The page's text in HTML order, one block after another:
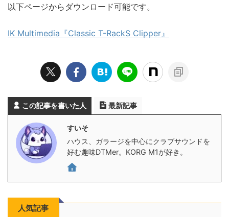
以下ページからダウンロード可能です。
IK Multimedia『Classic T-RackS Clipper』
この記事を書いた人 最新記事
すいそ
ハウス、ガラージを中心にクラブサウンドを
好む趣味DTMer。KORG M1が好き。
人気記事